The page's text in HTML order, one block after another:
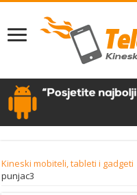
Kineski mobiteli, tableti i gadgeti
punjac3